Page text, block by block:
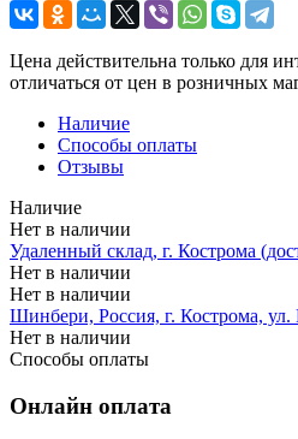
Цена действительна только для
отличаться от цен в розничных
Наличие
Способы оплаты
Отзывы
Наличие
Нет в наличии
Удаленный склад, г. Кострома
Нет в наличии
Нет в наличии
Шинбери, Россия, г. Кострома,
Нет в наличии
Способы оплаты
Онлайн оплата